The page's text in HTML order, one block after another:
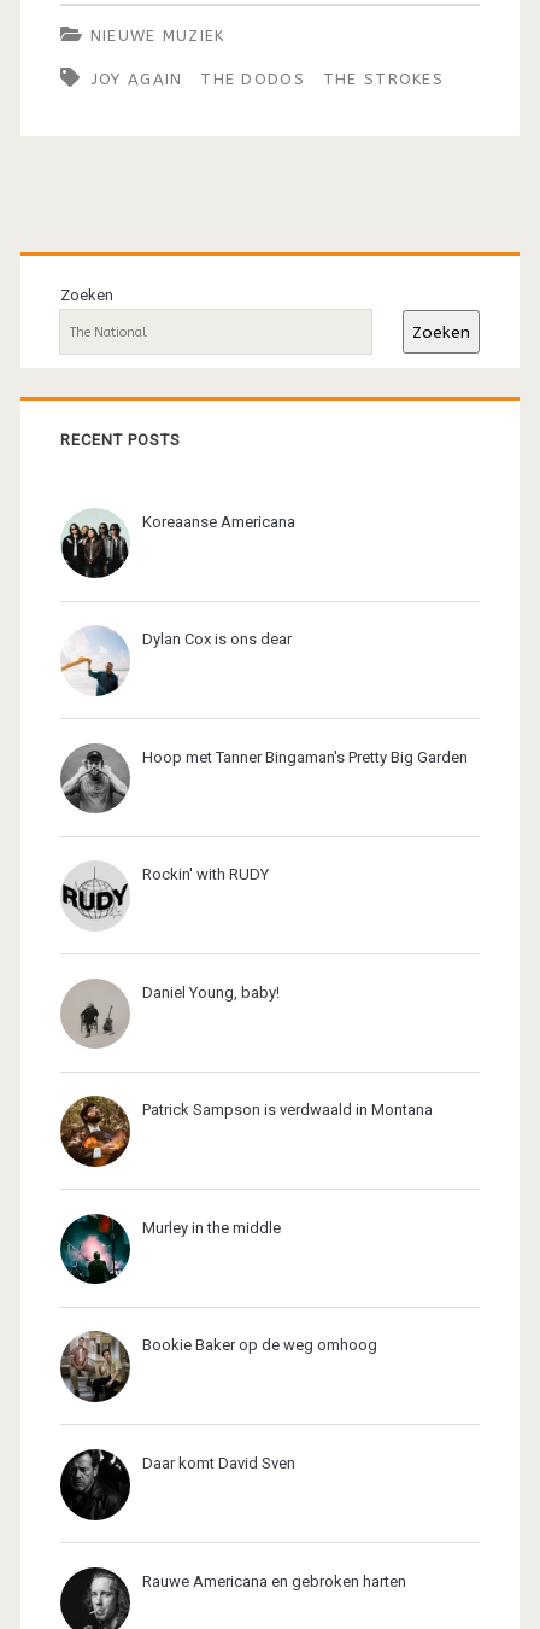
NIEUWE MUZIEK
JOY AGAIN THE DODOS THE STROKES
Primaire
sidebar
Zoeken
Zoeken
RECENT POSTS
Koreaanse Americana
Dylan Cox is ons dear
Hoop met Tanner Bingaman's Pretty Big Garden
Rockin' with RUDY
Daniel Young, baby!
Patrick Sampson is verdwaald in Montana
Murley in the middle
Bookie Baker op de weg omhoog
Daar komt David Sven
Rauwe Americana en gebroken harten